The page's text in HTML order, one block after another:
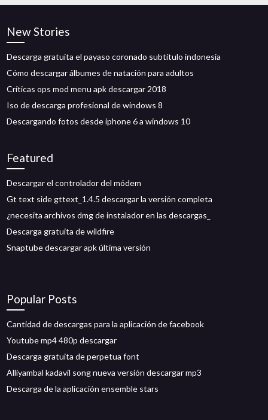
New Stories
Descarga gratuita el payaso coronado subtítulo indonesia
Cómo descargar álbumes de natación para adultos
Críticas ops mod menu apk descargar 2018
Iso de descarga profesional de windows 8
Descargando fotos desde iphone 6 a windows 10
Featured
Descargar el controlador del módem
Gt text side gttext_1.4.5 descargar la versión completa
¿necesita archivos dmg de instalador en las descargas_
Descarga gratuita de wildfire
Snaptube descargar apk última versión
Popular Posts
Cantidad de descargas para la aplicación de facebook
Youtube mp4 480p descargar
Descarga gratuita de perpetua font
Alliyambal kadavil song nueva versión descargar mp3
Descarga de la aplicación ensemble stars